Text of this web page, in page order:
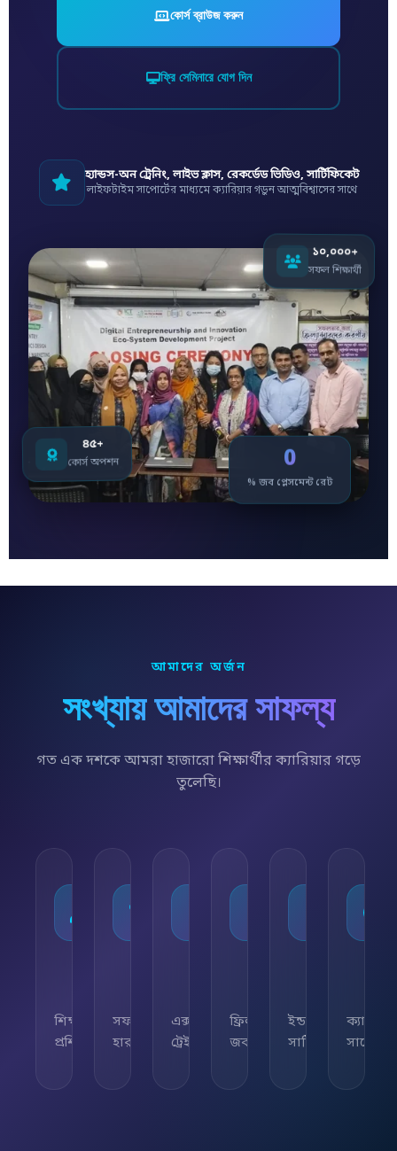
কোর্স ব্রাউজ করুন
ফ্রি সেমিনারে যোগ দিন
হ্যান্ডস-অন ট্রেনিং, লাইভ ক্লাস, রেকর্ডেড ভিডিও, সার্টিফিকেট
লাইফটাইম সাপোর্টের মাধ্যমে ক্যারিয়ার গড়ুন আত্মবিশ্বাসের সাথে
১০,০০০+
সফল শিক্ষার্থী
৪৫+
কোর্স অপশন 0
% জব প্লেসমেন্ট রেট
আমাদের অর্জন
সংখ্যায় আমাদের সাফল্য
গত এক দশকে আমরা হাজারো শিক্ষার্থীর ক্যারিয়ার গড়ে
তুলেছি।
শিক্ষার্থী
প্রশিক্ষিত
সফলতার
হার
এক্সপার্ট
ট্রেইনার
ফ্রিল্যান্সিং
জব
ইন্ডাস্ট্রি
সার্টিফিকেট
ক্যারিয়ার
সাপোর্ট